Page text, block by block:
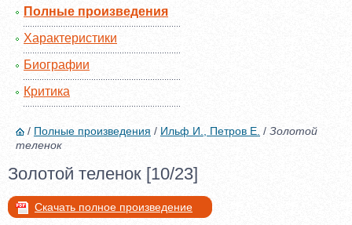
Полные произведения
Характеристики
Биографии
Критика
/ Полные произведения / Ильф И., Петров Е. / Золотой
теленок
Золотой теленок [10/23]
Скачать полное произведение